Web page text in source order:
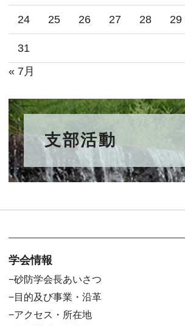
24 25 26 27 28 29
31
« 7月
支部活動
学会情報
砂防学会長あいさつ
目的及び事業・沿革
アクセス・所在地